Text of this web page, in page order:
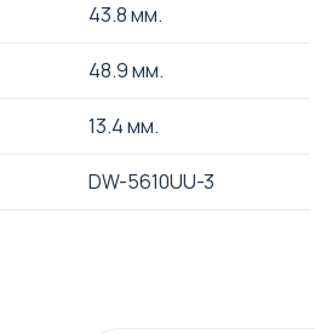
43.8 мм.
48.9 мм.
13.4 мм.
DW-5610UU-3